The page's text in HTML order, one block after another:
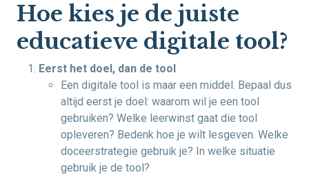
Hoe kies je de juiste
educatieve digitale tool?
Eerst het doel, dan de tool
Een digitale tool is maar een middel. Bepaal dus
altijd eerst je doel: waarom wil je een tool
gebruiken? Welke leerwinst gaat die tool
opleveren? Bedenk hoe je wilt lesgeven. Welke
doceerstrategie gebruik je? In welke situatie
gebruik je de tool?